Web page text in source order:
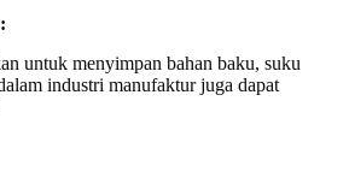
untuk menyimpan bahan baku, suku
industri manufaktur juga dapat